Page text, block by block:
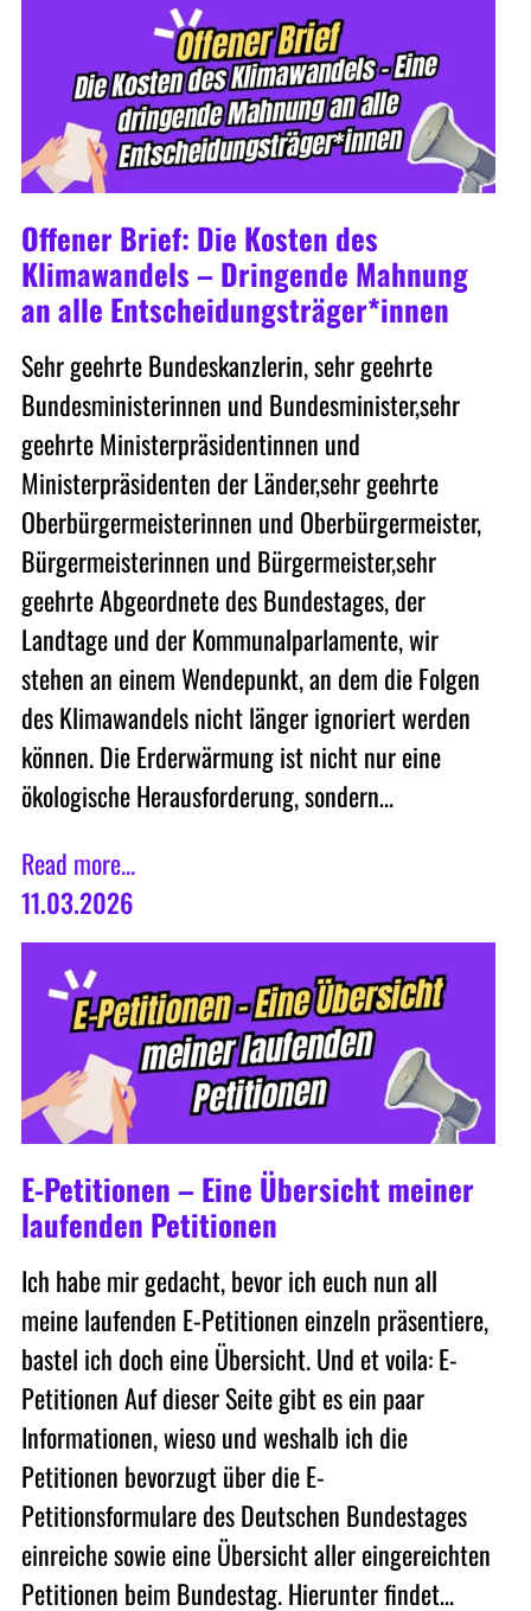
Offener Brief: Die Kosten des
Klimawandels – Dringende Mahnung
an alle Entscheidungsträger*innen
Sehr geehrte Bundeskanzlerin, sehr geehrte
Bundesministerinnen und Bundesminister,sehr
geehrte Ministerpräsidentinnen und
Ministerpräsidenten der Länder,sehr geehrte
Oberbürgermeisterinnen und Oberbürgermeister,
Bürgermeisterinnen und Bürgermeister,sehr
geehrte Abgeordnete des Bundestages, der
Landtage und der Kommunalparlamente, wir
stehen an einem Wendepunkt, an dem die Folgen
des Klimawandels nicht länger ignoriert werden
können. Die Erderwärmung ist nicht nur eine
ökologische Herausforderung, sondern…
Read more...
11.03.2026
E-Petitionen – Eine Übersicht meiner
laufenden Petitionen
Ich habe mir gedacht, bevor ich euch nun all
meine laufenden E-Petitionen einzeln präsentiere,
bastel ich doch eine Übersicht. Und et voila: E-
Petitionen Auf dieser Seite gibt es ein paar
Informationen, wieso und weshalb ich die
Petitionen bevorzugt über die E-
Petitionsformulare des Deutschen Bundestages
einreiche sowie eine Übersicht aller eingereichten
Petitionen beim Bundestag. Hierunter findet…